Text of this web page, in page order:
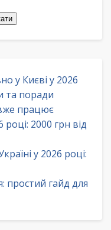
у Києві у 2026
та поради
працює
році: 2000 грн від
у 2026 році:
простий гайд для